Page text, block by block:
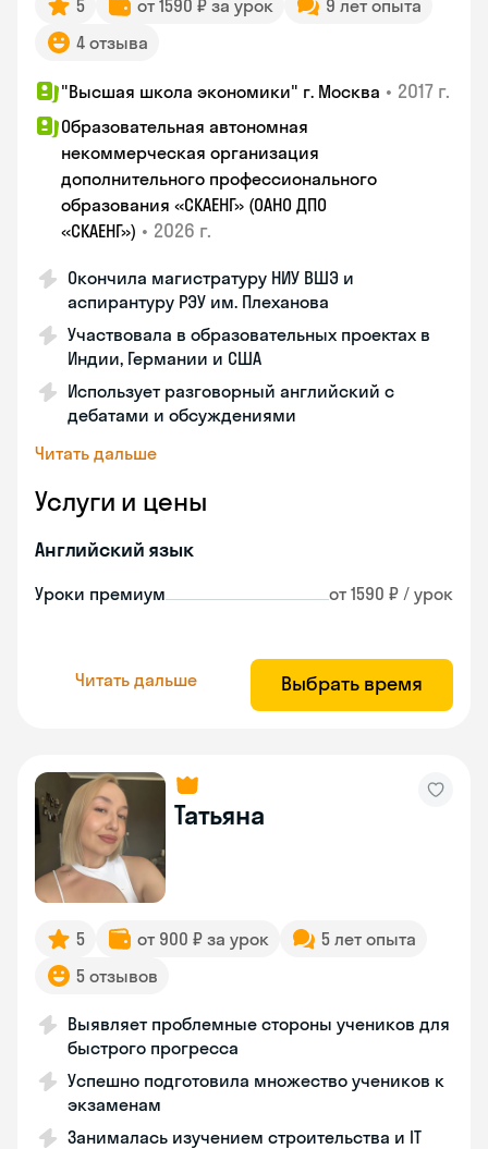
5 от 1590 ₽ за урок
9 лет опыта
4 отзыва
"Высшая школа экономики" г. Москва • 2017 г.
Образовательная автономная
некоммерческая организация
дополнительного профессионального
образования «СКАЕНГ» (ОАНО ДПО
«СКАЕНГ») • 2026 г.
Окончила магистратуру НИУ ВШЭ и
аспирантуру РЭУ им. Плеханова
Участвовала в образовательных проектах в
Индии, Германии и США
Использует разговорный английский с
дебатами и обсуждениями
Читать дальше
Услуги и цены
Английский язык
Уроки премиум от 1590 ₽ / урок
Читать дальше Выбрать время
Татьяна
5 от 900 ₽ за урок
5 лет опыта
5 отзывов
Выявляет проблемные стороны учеников для
быстрого прогресса
Успешно подготовила множество учеников к
экзаменам
Занималась изучением строительства и IT